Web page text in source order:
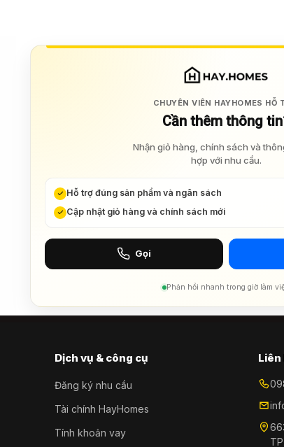
CHUYÊN VIÊN HAYHOMES HỖ
Cần thêm thông
Nhận giỏ hàng, chính sách và
hợp với nhu cầu.
Hỗ trợ đúng sản phẩm và ngân sách
Cập nhật giỏ hàng và chính sách mới
Gọi
Phản hồi nhanh trong giờ làm
Dịch vụ & công cụ
Đăng ký nhu cầu
Tài chính HayHomes
Tính khoản vay
Liên